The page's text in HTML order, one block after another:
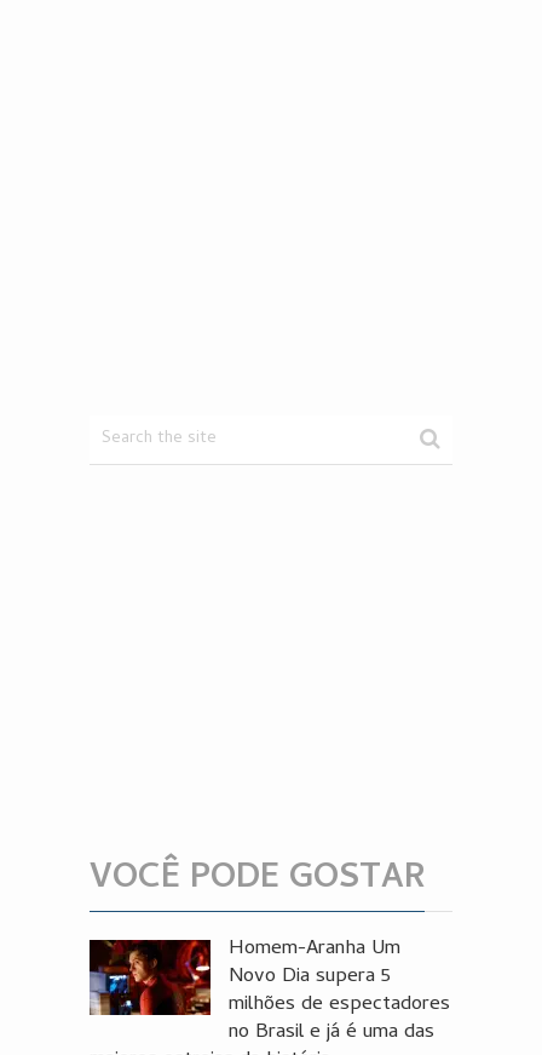
VOCÊ PODE GOSTAR
Homem-Aranha Um
Novo Dia supera 5
milhões de espectadores
no Brasil e já é uma das